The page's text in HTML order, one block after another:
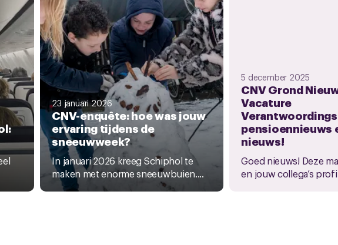
23 januari 2026
CNV-enquête: hoe was jouw
ervaring tijdens de
sneeuwweek?
In januari 2026 kreeg Schiphol te
maken met enorme sneeuwbuien....
5 december 2025
CNV Grond
Vacature
pensioennieuws
nieuws!
Goed nieuws! Deze
en jouw collega’s